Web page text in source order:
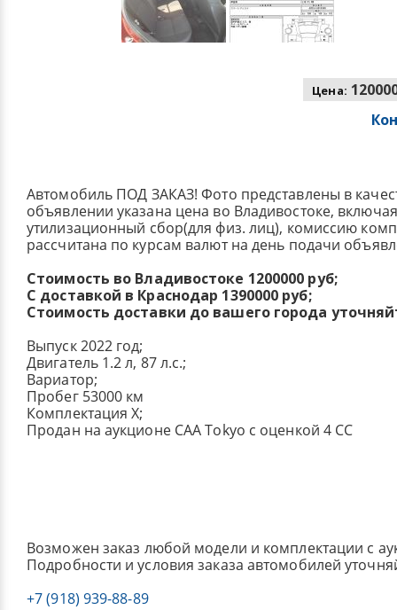
Цена:
Автомобиль ПОД ЗАКАЗ! Фото представлены в
объявлении указана цена во Владивостоке,
утилизационный сбор(для физ. лиц), комиссию
рассчитана по курсам валют на день подачи
Стоимость во Владивостоке 1200000 руб;
С доставкой в Краснодар 1390000 руб;
Стоимость доставки до вашего города
Выпуск 2022 год;
Двигатель 1.2 л, 87 л.с.;
Вариатор;
Пробег 53000 км
Комплектация X;
Продан на аукционе CAA Tokyo с оценкой 4 CC
Возможен заказ любой модели и комплектации с
Подробности и условия заказа автомобилей
+7 (918) 939-88-89